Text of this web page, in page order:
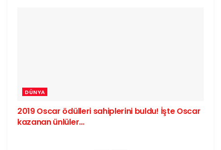
DÜNYA
2019 Oscar ödülleri sahiplerini buldu! İşte Oscar
kazanan ünlüler…